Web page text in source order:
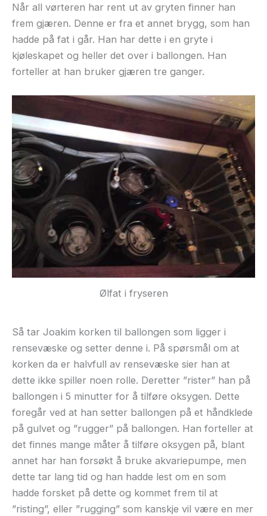
Når all vørteren har rent ut av gryten finner han
frem gjæren. Denne er fra et annet brygg, som han
hadde på fat i går. Han har dette i en gryte i
kjøleskapet og heller det over i ballongen. Han
forteller at han bruker gjæren tre ganger.
Ølfat i fryseren
Så tar Joakim korken til ballongen som ligger i
rensevæske og setter denne i. På spørsmål om at
korken da er halvfull av rensevæske sier han at
dette ikke spiller noen rolle. Deretter ”rister” han på
ballongen i 5 minutter for å tilføre oksygen. Dette
foregår ved at han setter ballongen på et håndklede
på gulvet og ”rugger” på ballongen. Han forteller at
det finnes mange måter å tilføre oksygen på, blant
annet har han forsøkt å bruke akvariepumpe, men
dette tar lang tid og han hadde lest om en som
hadde forsket på dette og kommet frem til at
”risting”, eller ”rugging” som kanskje vil være en mer